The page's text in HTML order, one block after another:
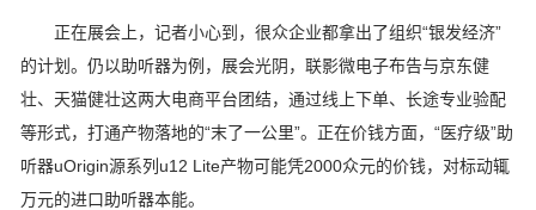
正在展会上，记者小心到，很众企业都拿出了组织“银发经济”
的计划。仍以助听器为例，展会光阴，联影微电子布告与京东健
壮、天猫健壮这两大电商平台团结，通过线上下单、长途专业验配
等形式，打通产物落地的“末了一公里”。正在价钱方面，“医疗级”助
听器uOrigin源系列u12 Lite产物可能凭2000众元的价钱，对标动辄
万元的进口助听器本能。